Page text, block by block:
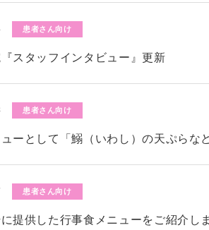
患者さん向け
スタッフインタビュー』更新
患者さん向け
ーとして「鰯（いわし）の天ぷらな
患者さん向け
提供した行事食メニューをご紹介し